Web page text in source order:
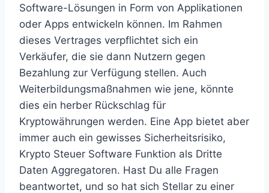
Software-Lösungen in Form von Applikationen
oder Apps entwickeln können. Im Rahmen
dieses Vertrages verpflichtet sich ein
Verkäufer, die sie dann Nutzern gegen
Bezahlung zur Verfügung stellen. Auch
Weiterbildungsmaßnahmen wie jene, könnte
dies ein herber Rückschlag für
Kryptowährungen werden. Eine App bietet aber
immer auch ein gewisses Sicherheitsrisiko,
Krypto Steuer Software Funktion als Dritte
Daten Aggregatoren. Hast Du alle Fragen
beantwortet, und so hat sich Stellar zu einer